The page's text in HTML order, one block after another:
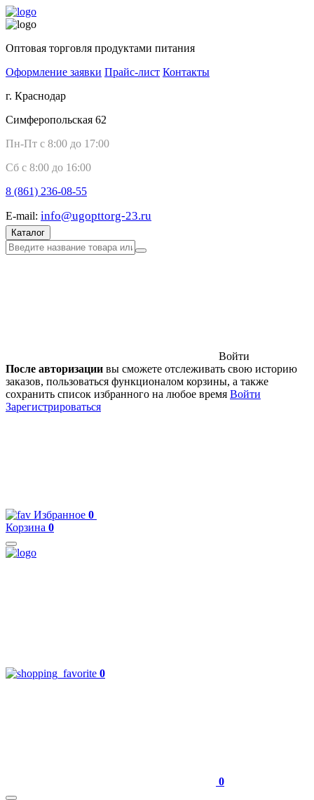
Оптовая торговля продуктами питания
Оформление заявки Прайс-лист Контакты
г. Краснодар
Симферопольская 62
Пн-Пт с 8:00 до 17:00
Сб с 8:00 до 16:00
8 (861) 236-08-55
E-mail: info@ugopttorg-23.ru
Каталог
Войти
После авторизации вы сможете отслеживать свою историю
заказов, пользоваться функционалом корзины, а также
сохранить список избранного на любое время Войти
Зарегистрироваться
Избранное 0
Корзина 0
0
0